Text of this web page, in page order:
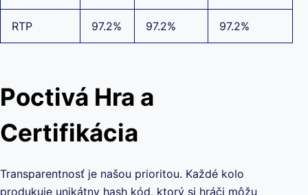
RTP 97.2% 97.2% 97.2%
Poctivá Hra a
Certifikácia
Transparentnosť je našou prioritou. Každé kolo
produkuje unikátny hash kód, ktorý si hráči môžu